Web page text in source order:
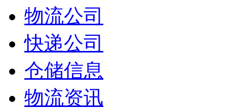
物流公司
快递公司
仓储信息
物流资讯